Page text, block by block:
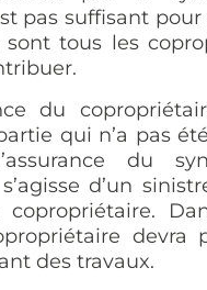
pas suffisant
sont tous les
du
qui n’a pas
du
d’un
devra
des travaux.